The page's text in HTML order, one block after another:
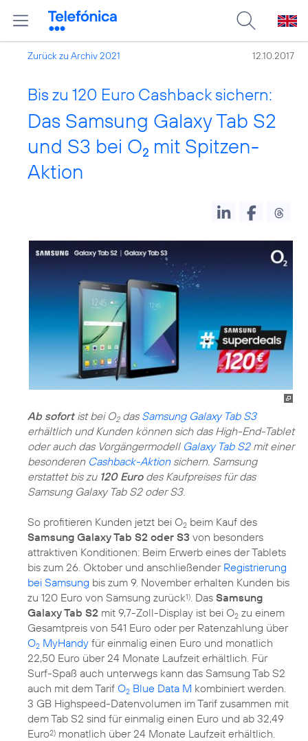
Zurück zu Archiv 2021 12.10.2017
Bis zu 120 Euro Cashback sichern:
Das Samsung Galaxy Tab S2
und S3 bei O2 mit Spitzen-
Aktion
Ab sofortist bei O2das Samsung Galaxy Tab S3
erhältlich und Kunden können sich das High-End-Tablet
oder auch das Vorgängermodell Galaxy Tab S2mit einer
besonderen Cashback-Aktionsichern. Samsung
erstattet bis zu 120 Eurodes Kaufpreises für das
Samsung Galaxy Tab S2 oder S3.
So profitieren Kunden jetzt bei O2 beim Kauf des
Samsung Galaxy Tab S2 oder S3 von besonders
attraktiven Konditionen: Beim Erwerb eines der Tablets
bis zum 26. Oktober und anschließender Registrierung
bei Samsung bis zum 9. November erhalten Kunden bis
zu 120 Euro von Samsung zurück1) . Das Samsung
Galaxy Tab S2 mit 9,7-Zoll-Display ist bei O2 zu einem
Gesamtpreis von 541 Euro oder per Ratenzahlung über
O2 MyHandy für einmalig einen Euro und monatlich
22,50 Euro über 24 Monate Laufzeit erhältlich. Für
Surf-Spaß auch unterwegs kann das Samsung Tab S2
auch mit dem Tarif O2 Blue Data M kombiniert werden.
3 GB Highspeed-Datenvolumen im Tarif zusammen mit
dem Tab S2 sind für einmalig einen Euro und ab 32,49
Euro2) monatlich über 24 Monate Laufzeit erhältlich.